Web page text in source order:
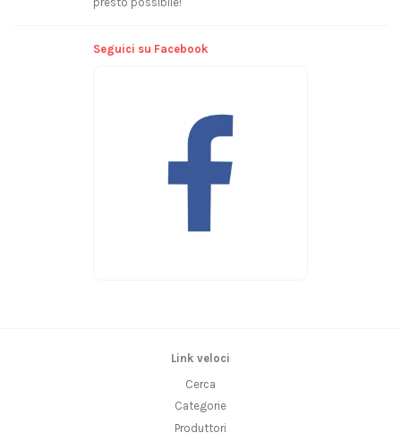
Seguici su Facebook
Link veloci
Cerca
Categorie
Produttori